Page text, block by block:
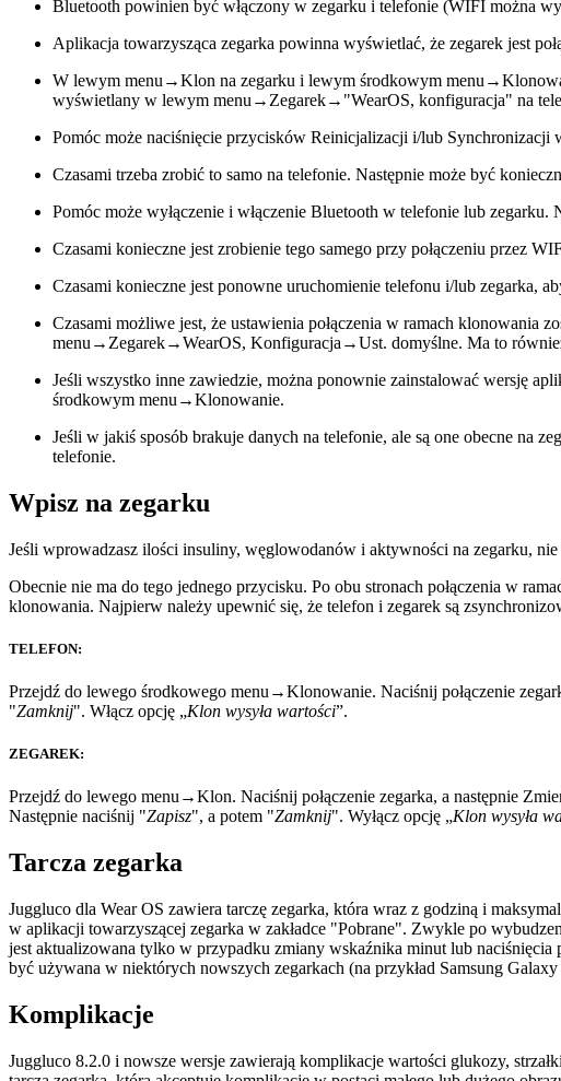
Bluetooth powinien być włączony w zegarku i telefonie (WIFI można
Aplikacja towarzysząca zegarka powinna wyświetlać, że zegarek jest
W lewym menu→Klon na zegarku i lewym środkowym
wyświetlany w lewym menu→Zegarek→"WearOS, konfiguracja" na
Pomóc może naciśnięcie przycisków Reinicjalizacji i/lub
Czasami trzeba zrobić to samo na telefonie. Następnie może być
Pomóc może wyłączenie i włączenie Bluetooth w telefonie lub
Czasami konieczne jest zrobienie tego samego przy połączeniu przez
Czasami konieczne jest ponowne uruchomienie telefonu i/lub zegarka,
Czasami możliwe jest, że ustawienia połączenia w ramach klonowania
menu→Zegarek→WearOS, Konfiguracja→Ust. domyślne. Ma to również
Jeśli wszystko inne zawiedzie, można ponownie zainstalować wersję
środkowym menu→Klonowanie.
Jeśli w jakiś sposób brakuje danych na telefonie, ale są one obecne na
telefonie.
Wpisz na zegarku
Jeśli wprowadzasz ilości insuliny, węglowodanów i aktywności na zegarku,
Obecnie nie ma do tego jednego przycisku. Po obu stronach połączenia w
klonowania. Najpierw należy upewnić się, że telefon i zegarek są
TELEFON:
Przejdź do lewego środkowego menu→Klonowanie. Naciśnij połączenie
"Zamknij". Włącz opcję „Klon wysyła wartości”.
ZEGAREK:
Przejdź do lewego menu→Klon. Naciśnij połączenie zegarka, a następnie
Następnie naciśnij "Zapisz", a potem "Zamknij". Wyłącz opcję „Klon wysyła
Tarcza zegarka
Juggluco dla Wear OS zawiera tarczę zegarka, która wraz z godziną i
w aplikacji towarzyszącej zegarka w zakładce "Pobrane". Zwykle po
jest aktualizowana tylko w przypadku zmiany wskaźnika minut lub
być używana w niektórych nowszych zegarkach (na przykład Samsung
Komplikacje
Juggluco 8.2.0 i nowsze wersje zawierają komplikacje wartości glukozy,